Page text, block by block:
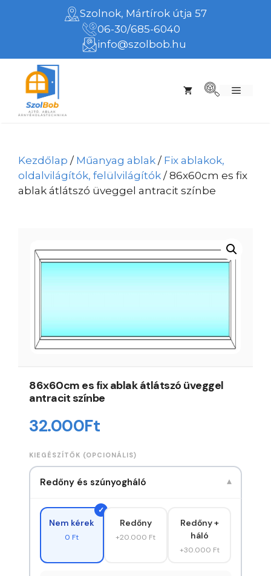
Szolnok, Mártírok útja 57
06-30/685-6040
info@szolbob.hu
Menü
Kezdőlap / Műanyag ablak / Fix ablakok,
oldalvilágítók, felülvilágítók / 86x60cm es fix
ablak átlátszó üveggel antracit színbe
86x60cm es fix ablak átlátszó üveggel
antracit színbe
32.000Ft
KIEGÉSZÍTŐK (OPCIONÁLIS)
Redőny és szúnyogháló ▾
Nem kérek
0 Ft
Redőny
+20.000 Ft
Redőny +
háló
+30.000 Ft